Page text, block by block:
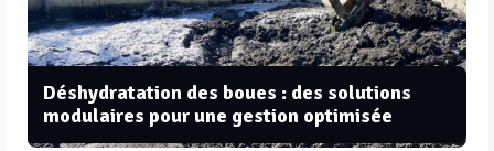
Déshydratation des boues : des solutions
modulaires pour une gestion optimisée